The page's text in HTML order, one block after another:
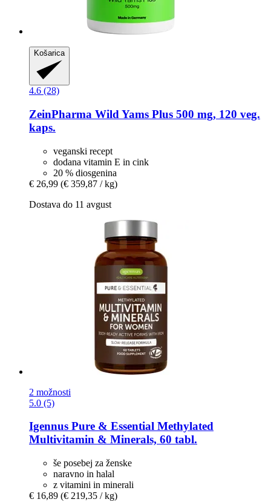
Košarica
4.6 (28)
ZeinPharma Wild Yams Plus 500 mg, 120 veg.
kaps.
veganski recept
dodana vitamin E in cink
20 % diosgenina
€ 26,99 (€ 359,87 / kg)
Dostava do 11 avgust
2 možnosti
5.0 (5)
Igennus Pure & Essential Methylated
Multivitamin & Minerals, 60 tabl.
še posebej za ženske
naravno in halal
z vitamini in minerali
€ 16,89 (€ 219,35 / kg)